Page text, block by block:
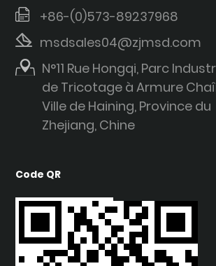
+86-(0)573-89237968
msdsales04@zjmsd.com
N°11 Rue Hongqi, Parc
de Tricotage à Armure
Ville de Haining, Province du
Zhejiang, Chine
Code QR